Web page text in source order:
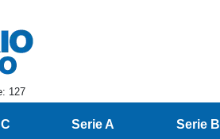
127
Serie A Serie B